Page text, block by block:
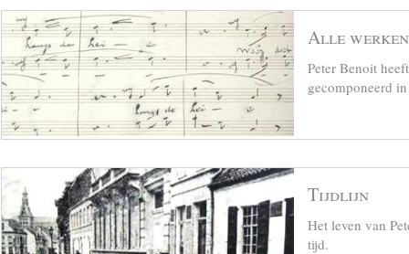
Alle werken
Peter Benoit
gecomponeerd
Tijdlijn
Het leven van
tijd.